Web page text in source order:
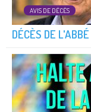
AVIS DE DÉCÈS
DÉCÈS DE